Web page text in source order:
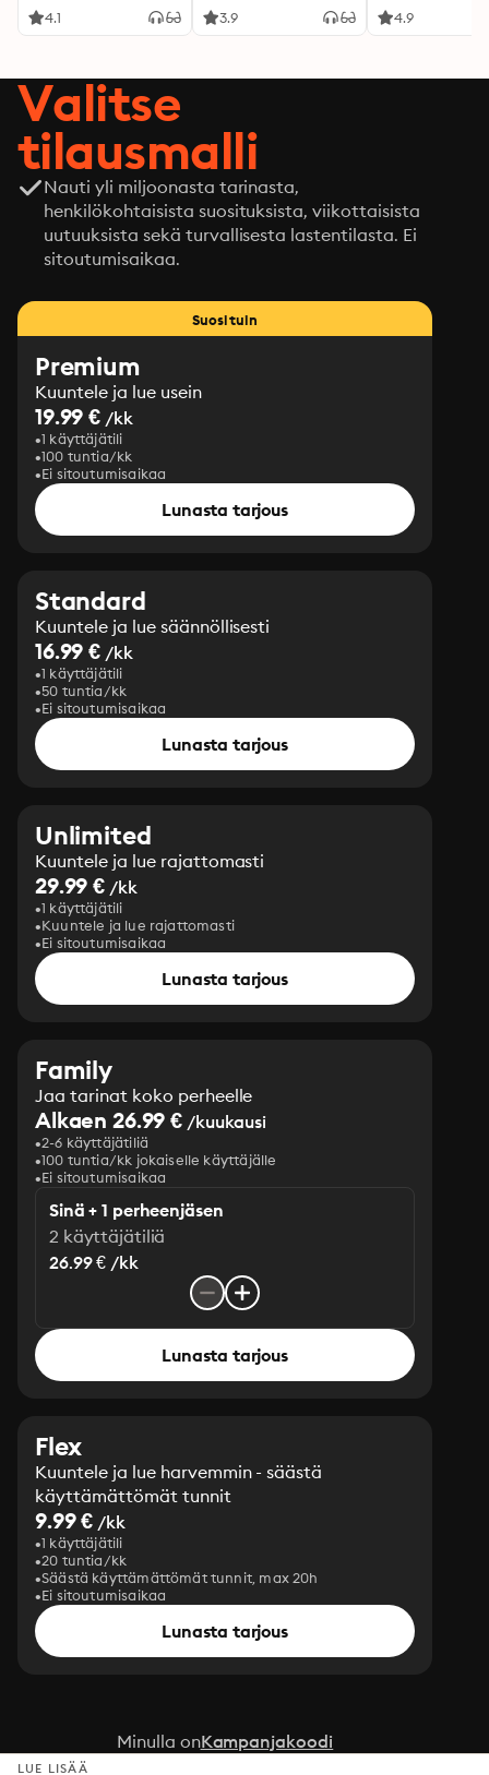
4.1 3.9 4.9
Valitse
tilausmalli
Nauti yli miljoonasta tarinasta,
henkilökohtaisista suosituksista, viikottaisista
uutuuksista sekä turvallisesta lastentilasta. Ei
sitoutumisaikaa.
Suosituin
Premium
Kuuntele ja lue usein
19.99 € /kk
1 käyttäjätili
100 tuntia/kk
Ei sitoutumisaikaa
Lunasta tarjous
Standard
Kuuntele ja lue säännöllisesti
16.99 € /kk
1 käyttäjätili
50 tuntia/kk
Ei sitoutumisaikaa
Lunasta tarjous
Unlimited
Kuuntele ja lue rajattomasti
29.99 € /kk
1 käyttäjätili
Kuuntele ja lue rajattomasti
Ei sitoutumisaikaa
Lunasta tarjous
Family
Jaa tarinat koko perheelle
Alkaen 26.99 € /kuukausi
2-6 käyttäjätiliä
100 tuntia/kk jokaiselle käyttäjälle
Ei sitoutumisaikaa
Sinä + 1 perheenjäsen
2 käyttäjätiliä
26.99 € /kk
Lunasta tarjous
Flex
Kuuntele ja lue harvemmin - säästä
käyttämättömät tunnit
9.99 € /kk
1 käyttäjätili
20 tuntia/kk
Säästä käyttämättömät tunnit, max 20h
Ei sitoutumisaikaa
Lunasta tarjous
Minulla onKampanjakoodi
LUE LISÄÄ